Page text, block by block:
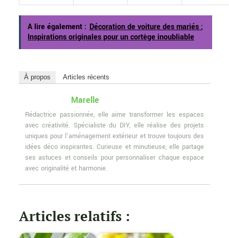
A lire également : Décoration de voiture des mariés :
Inspirations originales pour un cortège inoubliable
À propos Articles récents
Marelle
Rédactrice passionnée, elle aime transformer les espaces
avec créativité. Spécialiste du DIY, elle réalise des projets
uniques pour l'aménagement extérieur et trouve toujours des
idées déco inspirantes. Curieuse et minutieuse, elle partage
ses astuces et conseils pour personnaliser chaque espace
avec originalité et harmonie.
Articles relatifs :